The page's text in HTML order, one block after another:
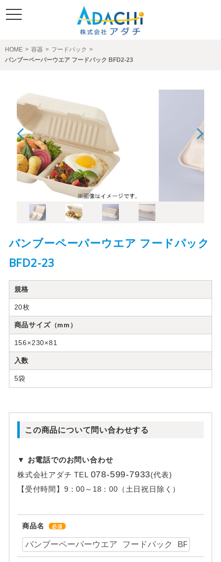
toggle
navigation
HOME > 容器 > フードパック >
バンブーペーパーウエア フードパック BFD2-23
バンブーペーパーウエア フードパック
BFD2-23
規格
20枚
商品サイズ（mm）
156×230×81
入数
5袋
この商品について問い合わせする
▼ お電話でのお問い合わせ
株式会社アダチTEL 078-599-7933(代表)
【受付時間】 9：00～18：00（土日祝日除く）
商品名 必須